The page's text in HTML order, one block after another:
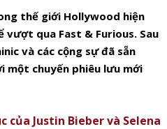
thế giới Hollywood hiện
vượt qua Fast & Furious. Sau
và các cộng sự đã sẵn
một chuyến phiêu lưu mới
của Justin Bieber và Selena